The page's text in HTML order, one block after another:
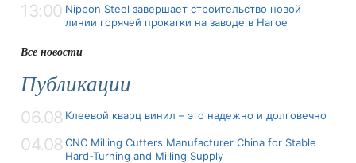
13:00 Nippon Steel завершает строительство новой
линии горячей прокатки на заводе в Нагое
Все новости
Публикации
06.08 Клеевой кварц винил – это надежно и долговечно
04.08 CNC Milling Cutters Manufacturer China for Stable
Hard-Turning and Milling Supply